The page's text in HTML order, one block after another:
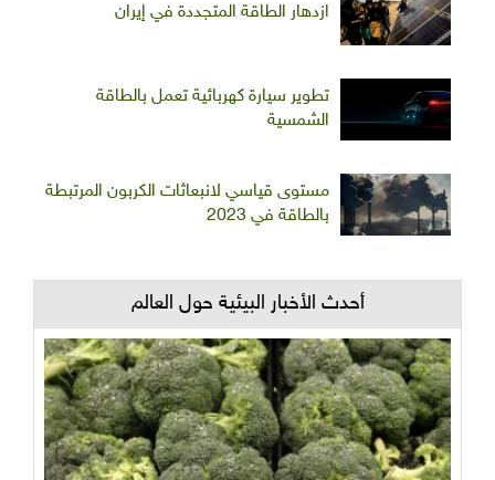
ازدهار الطاقة المتجددة في إيران
تطوير سيارة كهربائية تعمل بالطاقة
الشمسية
مستوى قياسي لانبعاثات الكربون المرتبطة
بالطاقة في 2023
أحدث الأخبار البيئية حول العالم